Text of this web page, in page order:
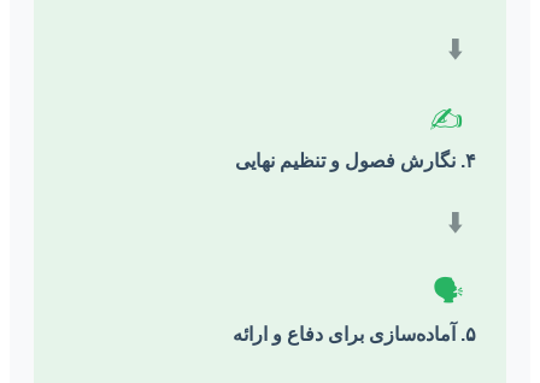
⬇️
✍️
۴. نگارش فصول و تنظیم نهایی
⬇️
🗣️
۵. آماده‌سازی برای دفاع و ارائه